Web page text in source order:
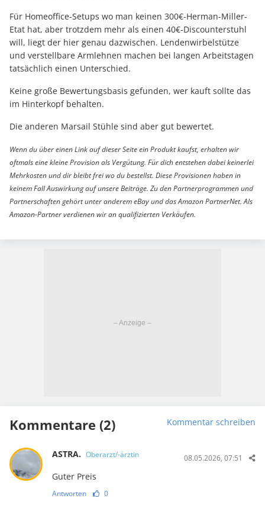
Für Homeoffice-Setups wo man keinen 300€-Herman-Miller-
Etat hat, aber trotzdem mehr als einen 40€-Discounterstuhl
will, liegt der hier genau dazwischen. Lendenwirbelstütze
und verstellbare Armlehnen machen bei langen Arbeitstagen
tatsächlich einen Unterschied.
Keine große Bewertungsbasis gefunden, wer kauft sollte das
im Hinterkopf behalten.
Die anderen Marsail Stühle sind aber gut bewertet.
Wenn du über einen Link auf dieser Seite ein Produkt kaufst, erhalten wir
oftmals eine kleine Provision als Vergütung. Für dich entstehen dabei keinerlei
Mehrkosten und dir bleibt frei wo du bestellst. Diese Provisionen haben in
keinem Fall Auswirkung auf unsere Beiträge. Zu den Partnerprogrammen und
Partnerschaften gehört unter anderem eBay und das Amazon PartnerNet. Als
Amazon-Partner verdienen wir an qualifizierten Verkäufen.
Kommentare (2) Kommentar schreiben
ASTRA. Oberarzt/-ärztin 08.05.2026, 07:51
Guter Preis
Antworten 0